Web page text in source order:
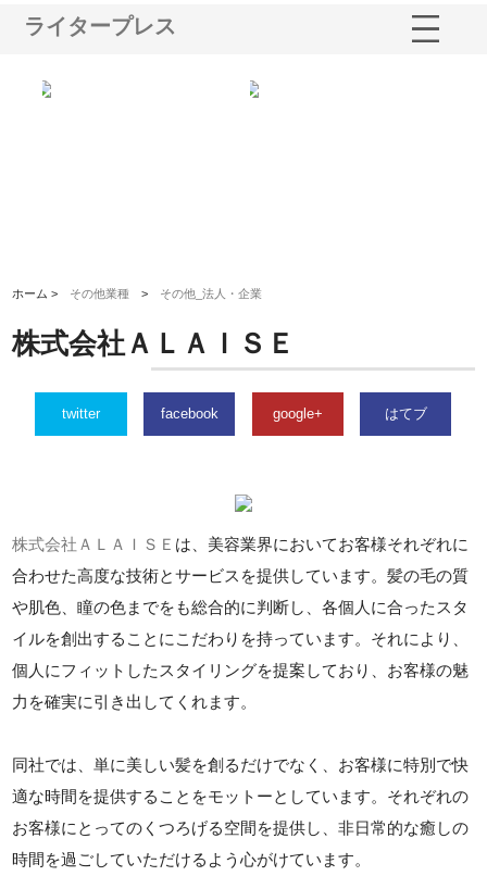
ライタープレス
ホーム > その他業種 > その他_法人・企業
株式会社ＡＬＡＩＳＥ
twitter facebook google+ はてブ
株式会社ＡＬＡＩＳＥ は、美容業界においてお客様それぞれに
合わせた高度な技術とサービスを提供しています。髪の毛の質
や肌色、瞳の色までをも総合的に判断し、各個人に合ったスタ
イルを創出することにこだわりを持っています。それにより、
個人にフィットしたスタイリングを提案しており、お客様の魅
力を確実に引き出してくれます。
同社では、単に美しい髪を創るだけでなく、お客様に特別で快
適な時間を提供することをモットーとしています。それぞれの
お客様にとってのくつろげる空間を提供し、非日常的な癒しの
時間を過ごしていただけるよう心がけています。